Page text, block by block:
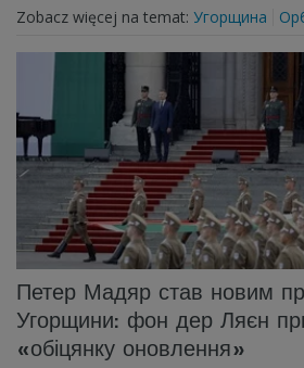
Zobacz więcej na temat: Угорщина
Петер Мадяр став новим
Угорщини: фон дер Ляєн
«обіцянку оновлення»